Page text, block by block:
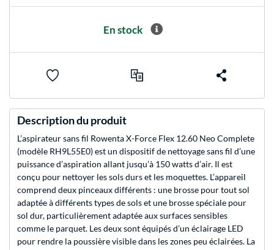
En stock
Description du produit
L’aspirateur sans fil Rowenta X-Force Flex 12.60 Neo Complete
(modèle RH9L55E0) est un dispositif de nettoyage sans fil d’une
puissance d’aspiration allant jusqu’à 150 watts d’air. Il est
conçu pour nettoyer les sols durs et les moquettes. L’appareil
comprend deux pinceaux différents : une brosse pour tout sol
adaptée à différents types de sols et une brosse spéciale pour
sol dur, particulièrement adaptée aux surfaces sensibles
comme le parquet. Les deux sont équipés d’un éclairage LED
pour rendre la poussière visible dans les zones peu éclairées. La